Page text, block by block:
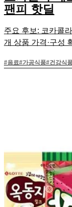
팬피 핫딜
주요 후보: 코카콜
개 상품 가격·구성
#음료#가공식품#건강식